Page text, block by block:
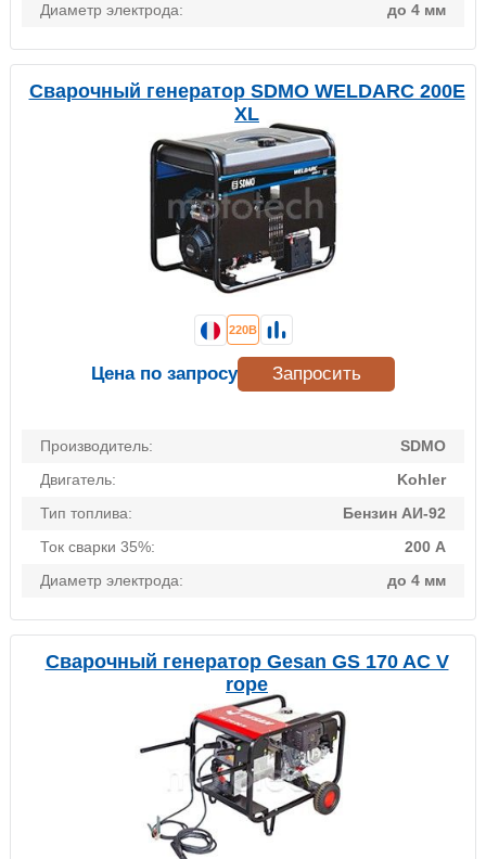
Диаметр электрода:
до 4 мм
Сварочный генератор SDMO WELDARC 200E
XL
Производитель:
SDMO
Двигатель:
Kohler
Тип топлива:
Бензин АИ-92
Ток сварки 35%:
200 А
Диаметр электрода:
до 4 мм
220В
Цена по запросу Запросить
Сварочный генератор Gesan GS 170 AC V
rope